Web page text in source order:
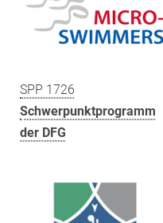
SPP 1726
Schwerpunktprogramm
der DFG